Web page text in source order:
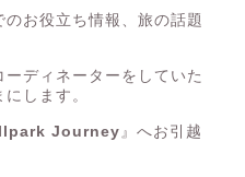
お役立ち情報、旅の話題
ディネーターをしていた
します。
Journey 』へお引越